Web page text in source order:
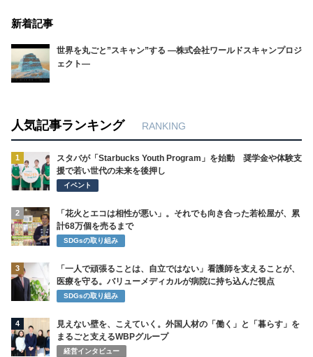
新着記事
世界を丸ごと”スキャン”する ―株式会社ワールドスキャンプロジ
ェクト―
人気記事ランキング RANKING
1
スタバが「Starbucks Youth Program」を始動 奨学金や体験支
援で若い世代の未来を後押し
イベント
2
「花火とエコは相性が悪い」。それでも向き合った若松屋が、累
計68万個を売るまで
SDGsの取り組み
3
「一人で頑張ることは、自立ではない」看護師を支えることが、
医療を守る。バリューメディカルが病院に持ち込んだ視点
SDGsの取り組み
4
見えない壁を、こえていく。外国人材の「働く」と「暮らす」を
まるごと支えるWBPグループ
経営インタビュー